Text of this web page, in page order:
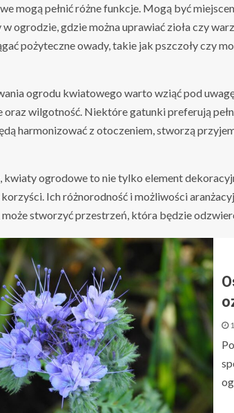
mogą pełnić różne funkcje. Mogą być
w ogrodzie, gdzie można uprawiać zioła czy
pożyteczne owady, takie jak pszczoły czy
ogrodu kwiatowego warto wziąć pod
oraz wilgotność. Niektóre gatunki preferują
harmonizować z otoczeniem, stworzą
kwiaty ogrodowe to nie tylko element
Ich różnorodność i możliwości
stworzyć przestrzeń, która będzie